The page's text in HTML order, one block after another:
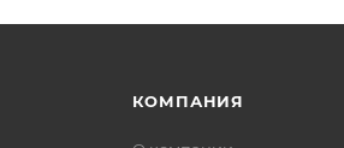
КОМПАНИЯ